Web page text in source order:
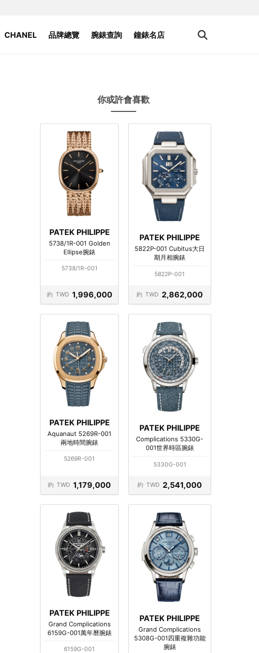
CHANEL 品牌總覽 腕錶查詢 鐘錶名店
你或許會喜歡
PATEK PHILIPPE
5738/1R-001 Golden
Ellipse腕錶
5738/1R-001
約 TWD 1,996,000
PATEK PHILIPPE
5822P-001 Cubitus大日
期月相腕錶
5822P-001
約 TWD 2,862,000
PATEK PHILIPPE
Aquanaut 5269R-001
兩地時間腕錶
5269R-001
約 TWD 1,179,000
PATEK PHILIPPE
Complications 5330G-
001世界時區腕錶
5330G-001
約 TWD 2,541,000
PATEK PHILIPPE
Grand Complications
6159G-001萬年曆腕錶
6159G-001
PATEK PHILIPPE
Grand Complications
5308G-001四重複雜功能
腕錶